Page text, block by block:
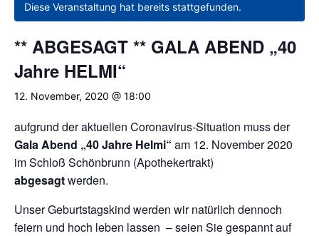
Diese Veranstaltung hat bereits stattgefunden.
** ABGESAGT ** GALA ABEND „40
Jahre HELMI“
12. November, 2020 @ 18:00
aufgrund der aktuellen Coronavirus-Situation muss der
Gala Abend „40 Jahre Helmi“ am 12. November 2020
im Schloß Schönbrunn (Apothekertrakt)
abgesagtwerden.
Unser Geburtstagskind werden wir natürlich dennoch
feiern und hoch leben lassen – seien Sie gespannt auf